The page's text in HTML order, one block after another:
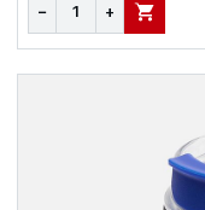
− + В